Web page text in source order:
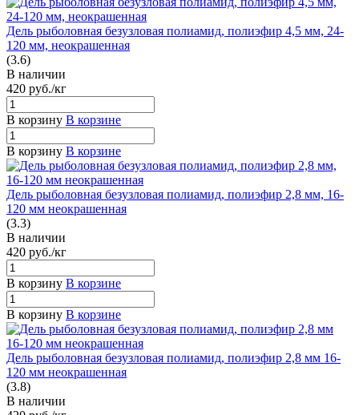
Дель рыболовная безузловая полиамид, полиэфир 4,5 мм, 24-
120 мм, неокрашенная
(3.6)
В наличии
420 руб./кг
В корзину В корзине
В корзину В корзине
Дель рыболовная безузловая полиамид, полиэфир 2,8 мм, 16-
120 мм неокрашенная
(3.3)
В наличии
420 руб./кг
В корзину В корзине
В корзину В корзине
Дель рыболовная безузловая полиамид, полиэфир 2,8 мм 16-
120 мм неокрашенная
(3.8)
В наличии